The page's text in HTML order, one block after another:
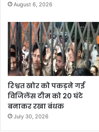
August 6, 2026
रिश्वत खोर को पकड़ने गई
विजिलेंस टीम को 20 घंटे
बनाकर रखा बंधक
July 30, 2026